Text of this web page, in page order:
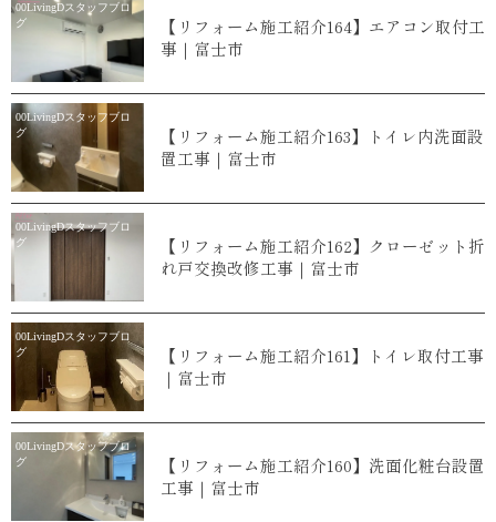
00LivingDスタッフブロ
グ
【リフォーム施工紹介164】エアコン取付工
事｜富士市
00LivingDスタッフブロ
グ
【リフォーム施工紹介163】トイレ内洗面設
置工事｜富士市
00LivingDスタッフブロ
グ
【リフォーム施工紹介162】クローゼット折
れ戸交換改修工事｜富士市
00LivingDスタッフブロ
グ
【リフォーム施工紹介161】トイレ取付工事
｜富士市
00LivingDスタッフブロ
グ
【リフォーム施工紹介160】洗面化粧台設置
工事｜富士市